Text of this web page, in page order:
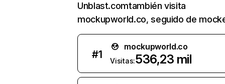
Unblast.comtambién visita
mockupworld.co, seguido de
#1
mockupworld.co
Visitas:536,23 mil